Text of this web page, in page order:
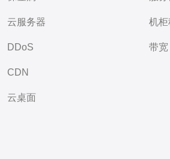
云服务器
DDoS
CDN
云桌面
机
带宽